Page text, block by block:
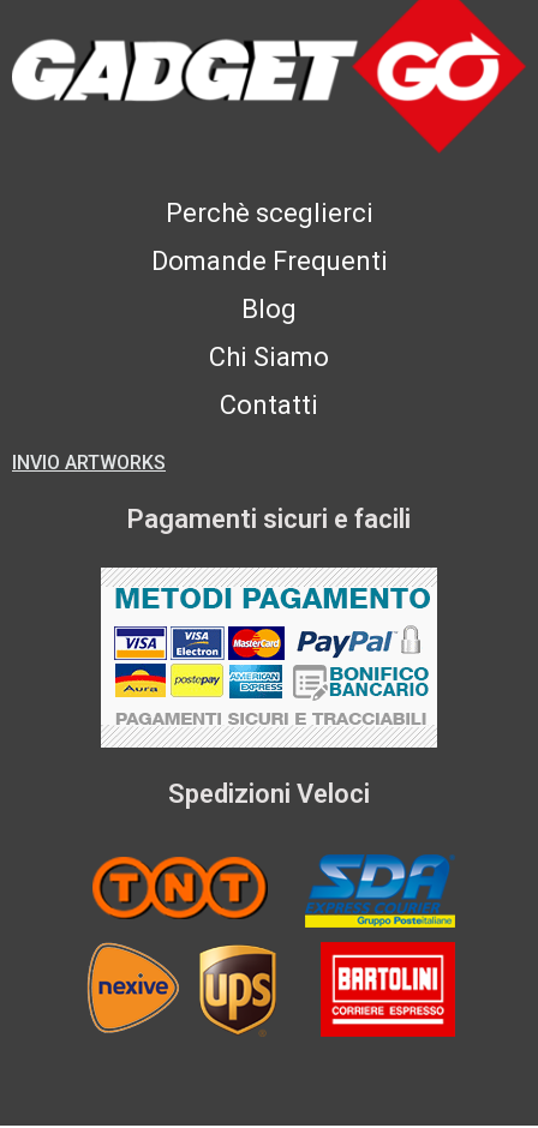
Perchè sceglierci
Domande Frequenti
Blog
Chi Siamo
Contatti
INVIO ARTWORKS
Pagamenti sicuri e facili
Spedizioni Veloci